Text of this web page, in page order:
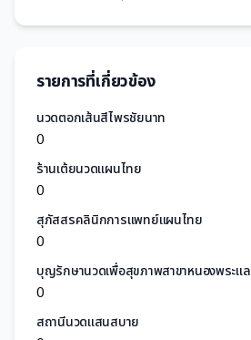
รายการที่เกี่ยวข้อง
นวดตอกเส้นสีไพรชัยนาท
0
ร้านเต้ยนวดแผนไทย
0
สุภัสสรคลินิกการแพทย์แผนไทย
0
บุญรักษานวดเพื่อสุขภาพสาขาหนองพระแล
0
สถานีนวดแสนสบาย